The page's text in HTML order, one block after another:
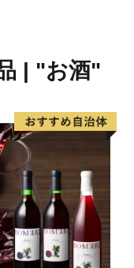
| "お酒"